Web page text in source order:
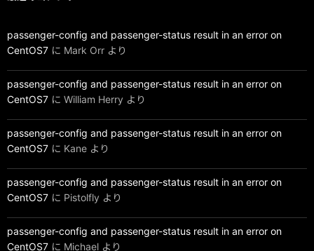
passenger-config and passenger-status result in an error on
CentOS7 に Mark Orr より
passenger-config and passenger-status result in an error on
CentOS7 に William Herry より
passenger-config and passenger-status result in an error on
CentOS7 に Kane より
passenger-config and passenger-status result in an error on
CentOS7 に Pistolfly より
passenger-config and passenger-status result in an error on
CentOS7 に Michael より